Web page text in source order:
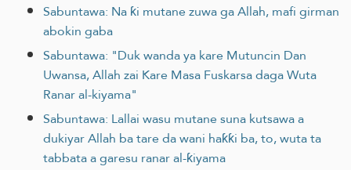
Sabuntawa: Na ƙi mutane zuwa ga Allah, mafi girman
abokin gaba
Sabuntawa: "Duk wanda ya kare Mutuncin Dan
Uwansa, Allah zai Kare Masa Fuskarsa daga Wuta
Ranar al-kiyama"
Sabuntawa: Lallai wasu mutane suna kutsawa a
dukiyar Allah ba tare da wani haƙƙi ba, to, wuta ta
tabbata a garesu ranar al-ƙiyama